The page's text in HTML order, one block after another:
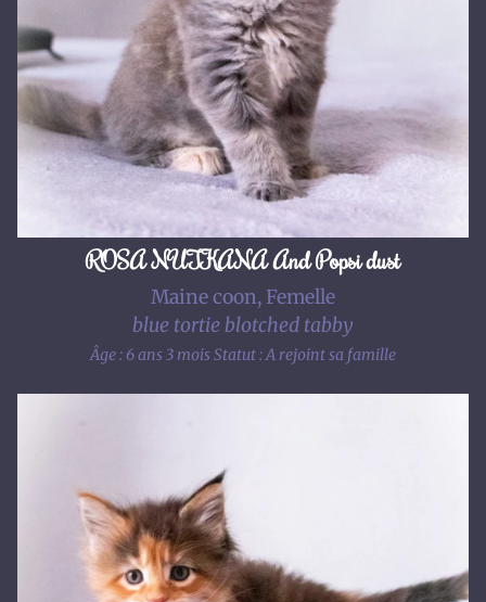
ROSA NUTKANA And Popsi dust
Maine coon, Femelle
blue tortie blotched tabby
Âge : 6 ans 3 moisStatut : A rejoint sa famille